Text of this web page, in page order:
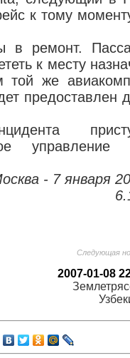
к тому
в ремонт.
к месту
той же
предоставлен
- 7 января
Следующая
2007-01-08